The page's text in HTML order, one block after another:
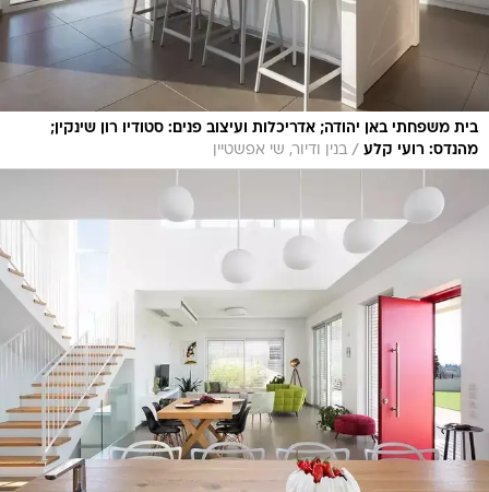
בית משפחתי באן יהודה; אדריכלות ועיצוב פנים: סטודיו רון שינקין;
מהנדס: רועי קלע / בנין ודיור, שי אפשטיין